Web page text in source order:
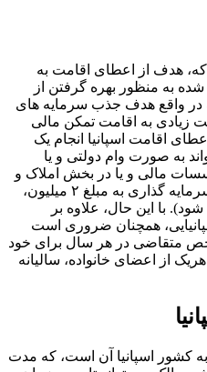
که، هدف از اعطای اقامت به
به منظور بهره گرفتن از
در واقع هدف جذب سرمایه های
زیادی به اقامت تمکن مالی
اقامت اسپانیا انجام یک
به صورت وام دولتی و یا
مالی و یا در بخش املاک و
مستغلات باشد (به ترتیب شامل سرمایه گذاری به مبلغ ۲ میلیون،
یورو می شود). با این حال، علاوه بر
همچنان ضروری است
متقاضی در هر سال برای خود
یورو و برای هریک از اعضای خانواده، سالیانه
کشور اسپانیا آن است، که مدت